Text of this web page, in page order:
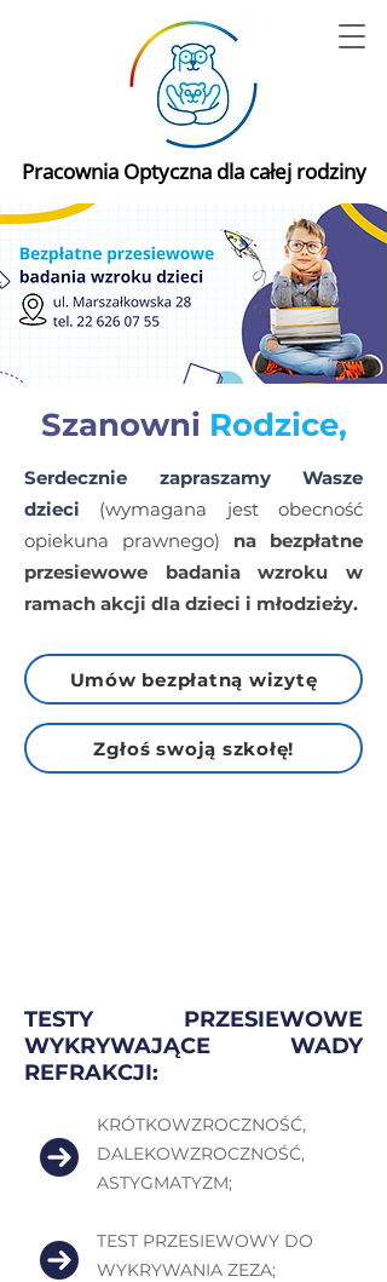
Pracownia Optyczna dla całej rodziny
Szanowni Rodzice,
Serdecznie zapraszamy Wasze
dzieci (wymagana jest obecność
opiekuna prawnego) na bezpłatne
przesiewowe badania wzroku w
ramach akcji dla dzieci i młodzieży.
Umów bezpłatną wizytę
Zgłoś swoją szkołę!
TESTY PRZESIEWOWE
WYKRYWAJĄCE WADY
REFRAKCJI:
KRÓTKOWZROCZNOŚĆ,
DALEKOWZROCZNOŚĆ,
ASTYGMATYZM;
TEST PRZESIEWOWY DO
WYKRYWANIA ZEZA;